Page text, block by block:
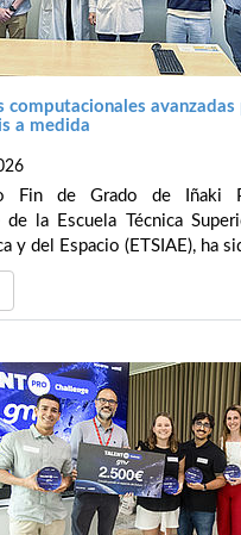
computacionales
a medida
Fin de Grado de Iñaki
de la Escuela Técnica
y del Espacio (ETSIAE), ha